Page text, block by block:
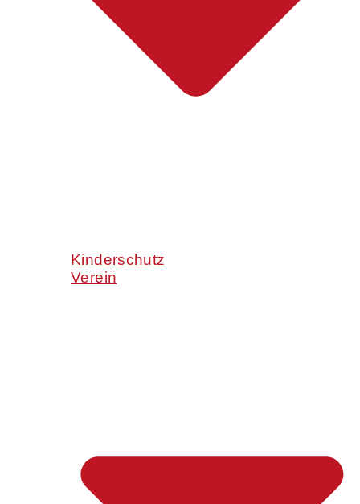
Kinderschutz
Verein